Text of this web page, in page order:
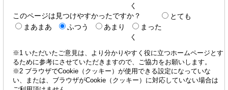
く
このページは見つけやすかったですか？
とても
まあまあ
ふつう あまり
まった
く
※1 いただいたご意見は、より分かりやすく役に立つホームページとす
るために参考にさせていただきますので、ご協力をお願いします。
※2 ブラウザでCookie（クッキー）が使用できる設定になっていな
い、または、ブラウザがCookie（クッキー）に対応していない場合は